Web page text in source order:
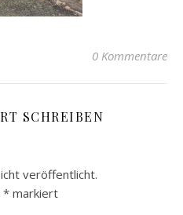
0 Kommentare
SCHREIBEN
veröffentlicht.
* markiert